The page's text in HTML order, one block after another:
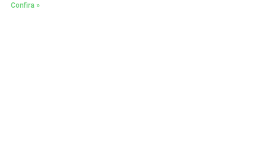
Confira »